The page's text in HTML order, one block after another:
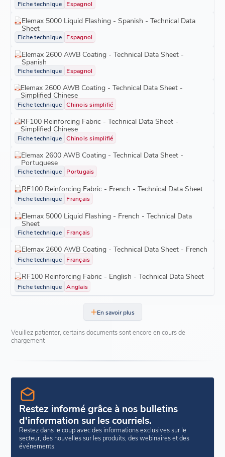
Fiche technique Espagnol
Elemax 5000 Liquid Flashing - Spanish - Technical Data
Sheet
Fiche technique Espagnol
Elemax 2600 AWB Coating - Technical Data Sheet -
Spanish
Fiche technique Espagnol
Elemax 2600 AWB Coating - Technical Data Sheet -
Simplified Chinese
Fiche technique Chinois simplifié
RF100 Reinforcing Fabric - Technical Data Sheet -
Simplified Chinese
Fiche technique Chinois simplifié
Elemax 2600 AWB Coating - Technical Data Sheet -
Portuguese
Fiche technique Portugais
RF100 Reinforcing Fabric - French - Technical Data Sheet
Fiche technique Français
Elemax 5000 Liquid Flashing - French - Technical Data
Sheet
Fiche technique Français
Elemax 2600 AWB Coating - Technical Data Sheet - French
Fiche technique Français
RF100 Reinforcing Fabric - English - Technical Data Sheet
Fiche technique Anglais
En savoir plus
Veuillez patienter, certains documents sont encore en cours de
chargement
Restez informé grâce à nos bulletins
d'information sur les courriels.
Restez dans le coup avec des informations exclusives sur le
secteur, des nouvelles sur les produits, des webinaires et des
événements.